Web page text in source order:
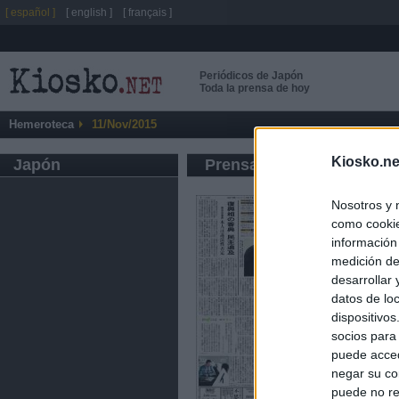
Nosotros y
como
medición
desarrollar
datos de
socios
puede
negar su
puede no
Periódicos de Japón
Toda la prensa de hoy
Hemeroteca 11/Nov/2015
Japón Prensa de Información
[ español ] [ english ] [ français ]